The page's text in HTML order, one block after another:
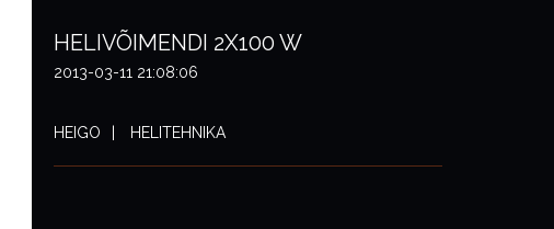
HELIVÕIMENDI 2X100 W
2013-03-11 21:08:06
HEIGO HELITEHNIKA